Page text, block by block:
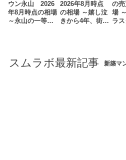
ウン永山 2026
年8月時点の相場
～永山の一等…
2026年8月時点
の相場 ～嬉し泣
きから4年、街…
の売
場
ラ
スムラボ最新記事 新築マ